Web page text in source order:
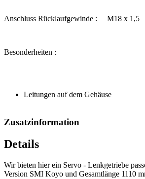
Anschluss Rücklaufgewinde : M18 x 1,5
Besonderheiten :
Leitungen auf dem Gehäuse
Zusatzinformation
Details
Wir bieten hier ein Servo - Lenkgetriebe
Version SMI Koyo und Gesamtlänge 1110